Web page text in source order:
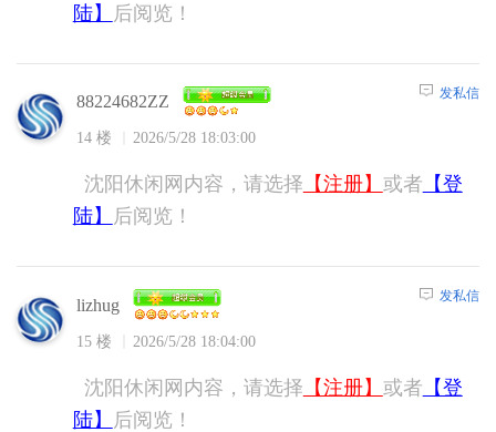
陆】
后阅览！
88224682ZZ
14 楼 2026/5/28 18:03:00
发私信
沈阳休闲网内容，请选择 【注册】 或者 【登
陆】
后阅览！
lizhug
15 楼 2026/5/28 18:04:00
发私信
沈阳休闲网内容，请选择 【注册】 或者 【登
陆】
后阅览！